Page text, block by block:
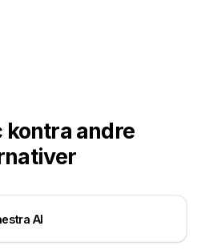
kontra andre
AI